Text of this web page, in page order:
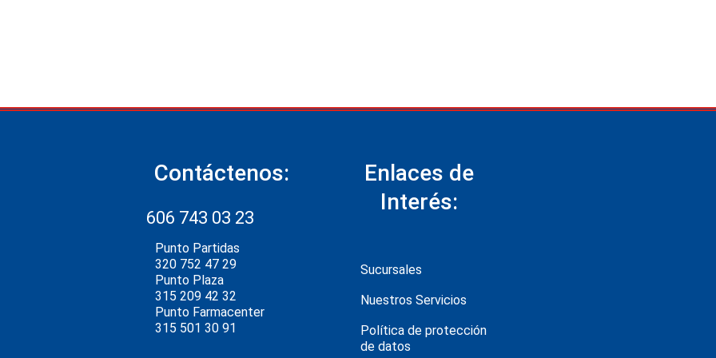
Contáctenos:
606 743 03 23
Punto Partidas
320 752 47 29
Punto Plaza
315 209 42 32
Punto Farmacenter
315 501 30 91
Enlaces de
Interés:
Sucursales
Nuestros Servicios
Política de protección
de datos